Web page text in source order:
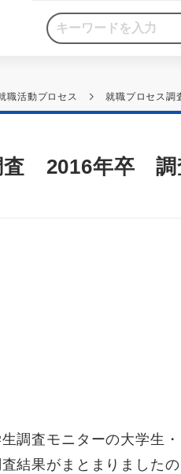
職活動プロセス 就職プロセス
査 2016年卒 調
調査モニターの大学生
結果がまとまりました